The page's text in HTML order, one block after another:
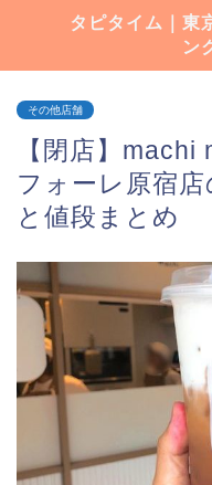
タピタイム｜東
ン
その他店舗
【閉店】
フォーレ原宿
と値段まとめ